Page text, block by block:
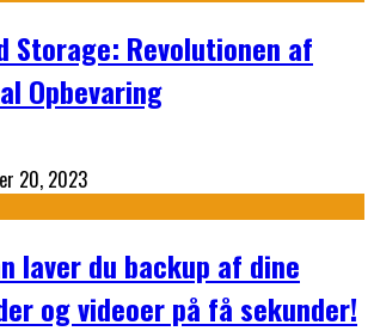
Storage: Revolutionen af
Opbevaring
20, 2023
laver du backup af dine
og videoer på få sekunder!